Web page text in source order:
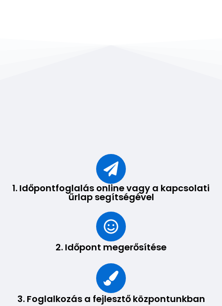
1. Időpontfoglalás online vagy a kapcsolati
űrlap segítségével
2. Időpont megerősítése
3. Foglalkozás a fejlesztő központunkban